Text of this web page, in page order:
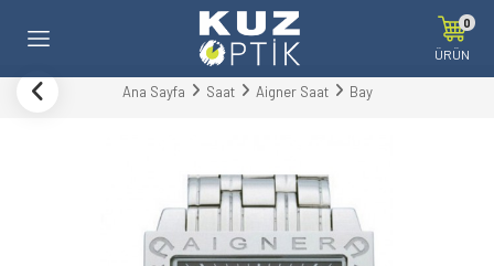
0
ÜRÜN
Ana Sayfa Saat Aigner Saat Bay